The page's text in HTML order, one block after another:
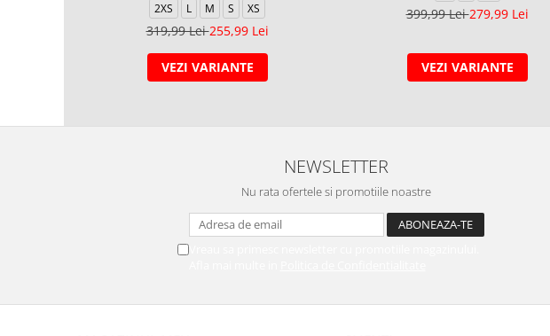
2XS L M S XS
319,99 Lei255,99 Lei
VEZI VARIANTE
399,99 Lei279,99 Lei
VEZI VARIANTE
NEWSLETTER
Nu rata ofertele si promotiile noastre
Vreau sa primesc newsletter cu promotiile magazinului.